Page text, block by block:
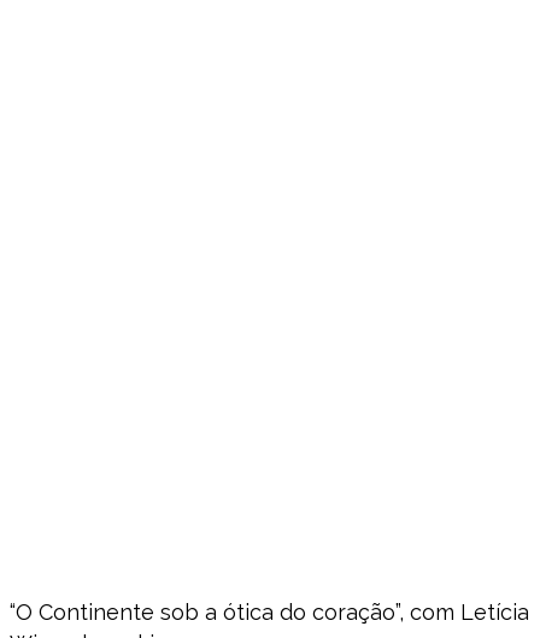
“O Continente sob a ótica do coração”, com Letícia